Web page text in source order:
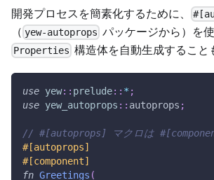
開発プロセスを簡素化するために、
（ yew-autoprops パッケージから）を
Properties 構造体を自動生成すること
use yew:: prelude:: * ;
use yew_autoprops :: autoprops ;
// #[autoprops] マクロは
#[autoprops]
#[component]
fn Greetings (